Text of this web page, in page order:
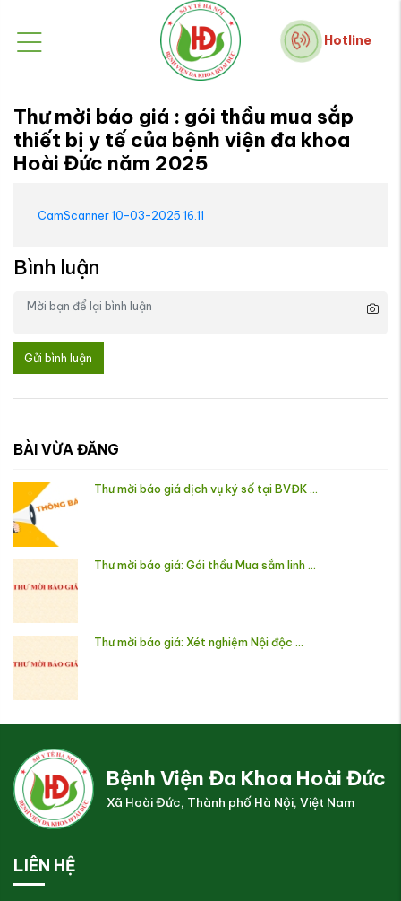
Hotline
Thư mời báo giá : gói thầu mua sắp
thiết bị y tế của bệnh viện đa khoa
Hoài Đức năm 2025
CamScanner 10-03-2025 16.11
Bình luận
Gửi bình luận
BÀI VỪA ĐĂNG
Thư mời báo giá dịch vụ ký số tại BVĐK ...
Thư mời báo giá: Gói thầu Mua sắm linh ...
Thư mời báo giá: Xét nghiệm Nội độc ...
Bệnh Viện Đa Khoa Hoài Đức
Xã Hoài Đức, Thành phố Hà Nội, Việt Nam
LIÊN HỆ